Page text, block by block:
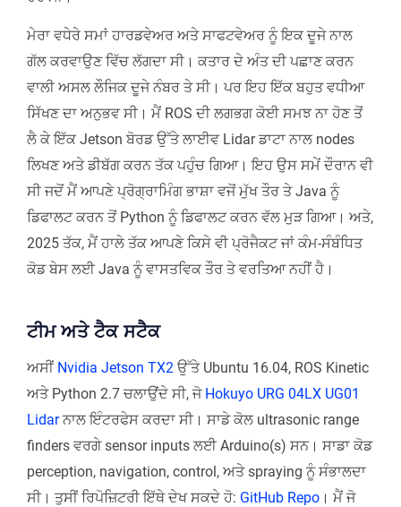
ਮੇਰਾ ਵਧੇਰੇ ਸਮਾਂ ਹਾਰਡਵੇਅਰ ਅਤੇ ਸਾਫਟਵੇਅਰ ਨੂੰ ਇਕ ਦੂਜੇ ਨਾਲ
ਗੱਲ ਕਰਵਾਉਣ ਵਿੱਚ ਲੱਗਦਾ ਸੀ। ਕਤਾਰ ਦੇ ਅੰਤ ਦੀ ਪਛਾਣ ਕਰਨ
ਵਾਲੀ ਅਸਲ ਲੌਜਿਕ ਦੂਜੇ ਨੰਬਰ ਤੇ ਸੀ। ਪਰ ਇਹ ਇੱਕ ਬਹੁਤ ਵਧੀਆ
ਸਿੱਖਣ ਦਾ ਅਨੁਭਵ ਸੀ। ਮੈਂ ROS ਦੀ ਲਗਭਗ ਕੋਈ ਸਮਝ ਨਾ ਹੋਣ ਤੋਂ
ਲੈ ਕੇ ਇੱਕ Jetson ਬੋਰਡ ਉੱਤੇ ਲਾਈਵ Lidar ਡਾਟਾ ਨਾਲ nodes
ਲਿਖਣ ਅਤੇ ਡੀਬੱਗ ਕਰਨ ਤੱਕ ਪਹੁੰਚ ਗਿਆ। ਇਹ ਉਸ ਸਮੇਂ ਦੌਰਾਨ ਵੀ
ਸੀ ਜਦੋਂ ਮੈਂ ਆਪਣੇ ਪ੍ਰੋਗ੍ਰਾਮਿੰਗ ਭਾਸ਼ਾ ਵਜੋਂ ਮੁੱਖ ਤੌਰ ਤੇ Java ਨੂੰ
ਡਿਫਾਲਟ ਕਰਨ ਤੋਂ Python ਨੂੰ ਡਿਫਾਲਟ ਕਰਨ ਵੱਲ ਮੁੜ ਗਿਆ। ਅਤੇ,
2025 ਤੱਕ, ਮੈਂ ਹਾਲੇ ਤੱਕ ਆਪਣੇ ਕਿਸੇ ਵੀ ਪ੍ਰੋਜੈਕਟ ਜਾਂ ਕੰਮ-ਸੰਬੰਧਿਤ
ਕੋਡ ਬੇਸ ਲਈ Java ਨੂੰ ਵਾਸਤਵਿਕ ਤੌਰ ਤੇ ਵਰਤਿਆ ਨਹੀਂ ਹੈ।
ਟੀਮ ਅਤੇ ਟੈਕ ਸਟੈਕ
ਅਸੀਂ Nvidia Jetson TX2 ਉੱਤੇ Ubuntu 16.04, ROS Kinetic
ਅਤੇ Python 2.7 ਚਲਾਉਂਦੇ ਸੀ, ਜੋ Hokuyo URG 04LX UG01
Lidarਨਾਲ ਇੰਟਰਫੇਸ ਕਰਦਾ ਸੀ। ਸਾਡੇ ਕੋਲ ultrasonic range
finders ਵਰਗੇ sensor inputs ਲਈ Arduino(s) ਸਨ। ਸਾਡਾ ਕੋਡ
perception, navigation, control, ਅਤੇ spraying ਨੂੰ ਸੰਭਾਲਦਾ
ਸੀ। ਤੁਸੀਂ ਰਿਪੋਜ਼ਿਟਰੀ ਇੱਥੇ ਦੇਖ ਸਕਦੇ ਹੋ: GitHub Repo । ਮੈਂ ਜੋ